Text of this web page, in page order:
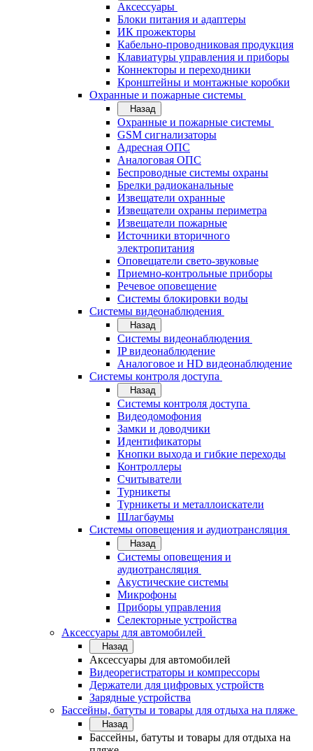
Аксессуары
Блоки питания и адаптеры
ИК прожекторы
Кабельно-проводниковая продукция
Клавиатуры управления и приборы
Коннекторы и переходники
Кронштейны и монтажные коробки
Охранные и пожарные системы
Назад
Охранные и пожарные системы
GSM сигнализаторы
Адресная ОПС
Аналоговая ОПС
Беспроводные системы охраны
Брелки радиоканальные
Извещатели охранные
Извещатели охраны периметра
Извещатели пожарные
Источники вторичного
электропитания
Оповещатели свето-звуковые
Приемно-контрольные приборы
Речевое оповещение
Системы блокировки воды
Системы видеонаблюдения
Назад
Системы видеонаблюдения
IP видеонаблюдение
Аналоговое и HD видеонаблюдение
Системы контроля доступа
Назад
Системы контроля доступа
Видеодомофония
Замки и доводчики
Идентификаторы
Кнопки выхода и гибкие переходы
Контроллеры
Считыватели
Турникеты
Турникеты и металлоискатели
Шлагбаумы
Системы оповещения и аудиотрансляция
Назад
Системы оповещения и
аудиотрансляция
Акустические системы
Микрофоны
Приборы управления
Селекторные устройства
Аксессуары для автомобилей
Назад
Аксессуары для автомобилей
Видеорегистраторы и компрессоры
Держатели для цифровых устройств
Зарядные устройства
Бассейны, батуты и товары для отдыха на пляже
Назад
Бассейны, батуты и товары для отдыха на